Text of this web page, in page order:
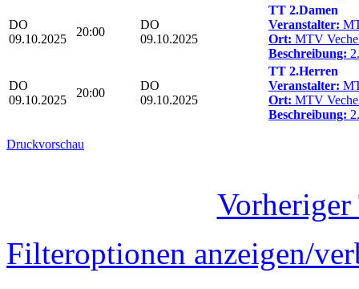
DO
09.10.2025
20:00
DO
09.10.2025
TT 2.Damen
Veranstalter:
Ort: MTV
Beschreibung:
DO
09.10.2025
20:00
DO
09.10.2025
TT 2.Herren
Veranstalter:
Ort: MTV
Beschreibung:
Druckvorschau
Vorheriger
Filteroptionen anzeigen/